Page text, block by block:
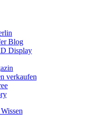
Blog
Display
verkaufen